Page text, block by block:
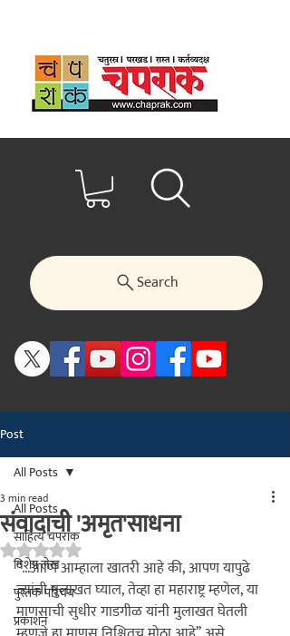
Search
२००२ पासून...
Post
All Posts
साहित्य चपराक
विशेष लेख
पुस्तक परिचय
प्रकाशन
All Posts
संवादाची 'अमृत'साधना
3 min read
Rated NaN out of 5 stars.
‘‘...आणि आम्हाला खातरी आहे की, आपण यापुढे
ज्यांची मुलाखत घ्याल, तेव्हा हा महाराष्ट्र म्हणेल, या
माणसाची सुधीर गाडगीळ यांनी मुलाखत घेतली